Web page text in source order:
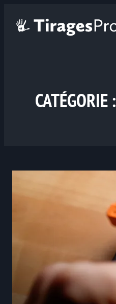
CATÉGORIE :